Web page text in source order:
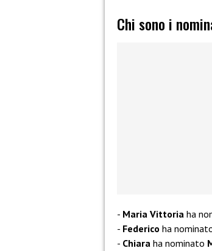
Chi sono i
Maria Vittoria ha
Federico ha
Chiara ha nominato